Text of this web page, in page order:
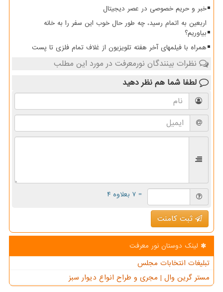
خبر و حریم خصوصی در عصر دیجیتال
اربعین به اتمام رسید، چه طور حال خوب این سفر را به خانه
بیاوریم؟
همراه با فیلمهای آخر هفته تلویزیون از غلاف تمام فلزی تا پست
نظرات بینندگان نورمعرفت در مورد این مطلب
لطفا شما هم نظر دهید
= ۷ بعلاوه ۴
ثبت کامنت
لینک دوستان نور معرفت
تبلیغات انتخابات مجلس
مستر گرین وال | مجری و طراح انواع دیوار سبز